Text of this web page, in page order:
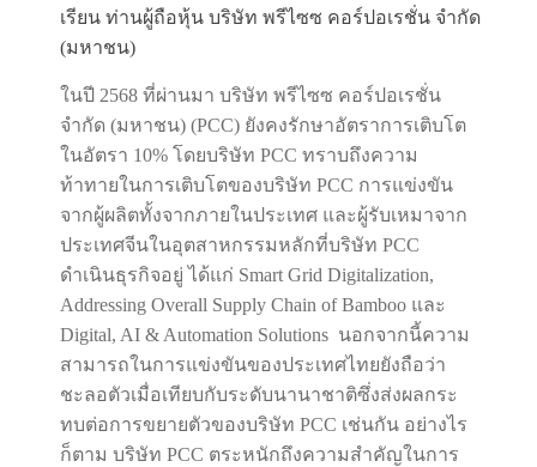
เรียน ท่านผู้ถือหุ้น บริษัท พรีไซซ คอร์ปอเรชั่น จำกัด
(มหาชน)
ในปี 2568 ที่ผ่านมา บริษัท พรีไซซ คอร์ปอเรชั่น
จำกัด (มหาชน) (PCC) ยังคงรักษาอัตราการเติบโต
ในอัตรา 10% โดยบริษัท PCC ทราบถึงความ
ท้าทายในการเติบโตของบริษัท PCC การแข่งขัน
จากผู้ผลิตทั้งจากภายในประเทศ และผู้รับเหมาจาก
ประเทศจีนในอุตสาหกรรมหลักที่บริษัท PCC
ดำเนินธุรกิจอยู่ ได้แก่ Smart Grid Digitalization,
Addressing Overall Supply Chain of Bamboo และ
Digital, AI & Automation Solutions นอกจากนี้ความ
สามารถในการแข่งขันของประเทศไทยยังถือว่า
ชะลอตัวเมื่อเทียบกับระดับนานาชาติซึ่งส่งผลกระ
ทบต่อการขยายตัวของบริษัท PCC เช่นกัน อย่างไร
ก็ตาม บริษัท PCC ตระหนักถึงความสำคัญในการ